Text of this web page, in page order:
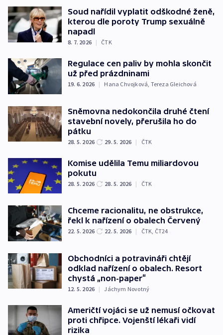
Soud nařídil vyplatit odškodné ženě,
kterou dle poroty Trump sexuálně
napadl
8. 7. 2026 | ČTK
Regulace cen paliv by mohla skončit
už před prázdninami
19. 6. 2026 | Hana Chvojková, Tereza Gleichová
Sněmovna nedokončila druhé čtení
stavební novely, přerušila ho do
pátku
28. 5. 2026 29. 5. 2026 | ČTK
Komise udělila Temu miliardovou
pokutu
28. 5. 2026 28. 5. 2026 | ČTK
Chceme racionalitu, ne obstrukce,
řekl k nařízení o obalech Červený
22. 5. 2026 22. 5. 2026 | ČTK, ČT24
Obchodníci a potravináři chtějí
odklad nařízení o obalech. Resort
chystá „non-paper“
12. 5. 2026 | Jáchym Novotný
Američtí vojáci se už nemusí očkovat
proti chřipce. Vojenští lékaři vidí
rizika